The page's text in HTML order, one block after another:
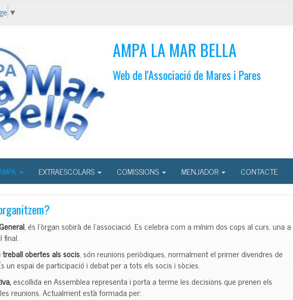
▼
AMPA LA MAR BELLA
Web de l'Associació de Mares i Pares
EXTRAESCOLARS COMISSIONS MENJADOR CONTACTE
, és l’òrgan sobirà de l’associació. Es celebra com a mínim dos cops al curs, una a
final.
treball obertes als socis, són reunions periòdiques, normalment el primer divendres de
un espai de participació i debat per a tots els socis i sòcies.
escollida en Assemblea representa i porta a terme les decisions que prenen els
reunions. Actualment està formada per: